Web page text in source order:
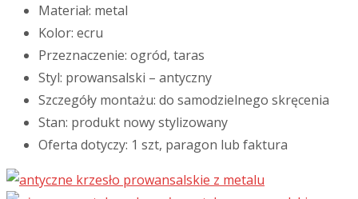
Materiał: metal
Kolor: ecru
Przeznaczenie: ogród, taras
Styl: prowansalski – antyczny
Szczegóły montażu: do samodzielnego skręcenia
Stan: produkt nowy stylizowany
Oferta dotyczy: 1 szt, paragon lub faktura